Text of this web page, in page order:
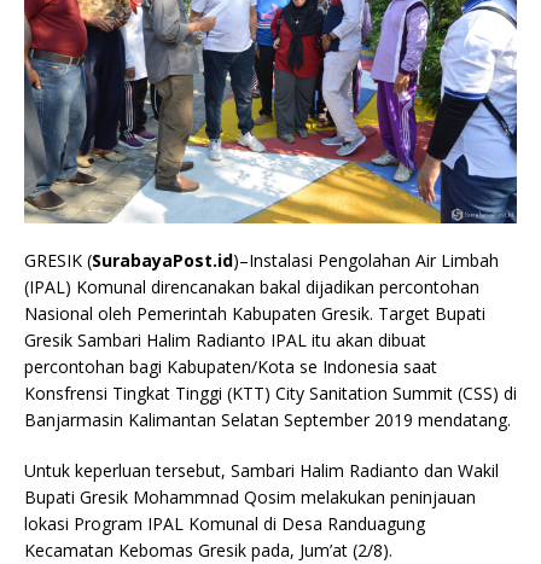
GRESIK (SurabayaPost.id)–Instalasi Pengolahan Air Limbah
(IPAL) Komunal direncanakan bakal dijadikan percontohan
Nasional oleh Pemerintah Kabupaten Gresik. Target Bupati
Gresik Sambari Halim Radianto IPAL itu akan dibuat
percontohan bagi Kabupaten/Kota se Indonesia saat
Konsfrensi Tingkat Tinggi (KTT) City Sanitation Summit (CSS) di
Banjarmasin Kalimantan Selatan September 2019 mendatang.
Untuk keperluan tersebut, Sambari Halim Radianto dan Wakil
Bupati Gresik Mohammnad Qosim melakukan peninjauan
lokasi Program IPAL Komunal di Desa Randuagung
Kecamatan Kebomas Gresik pada, Jum’at (2/8).